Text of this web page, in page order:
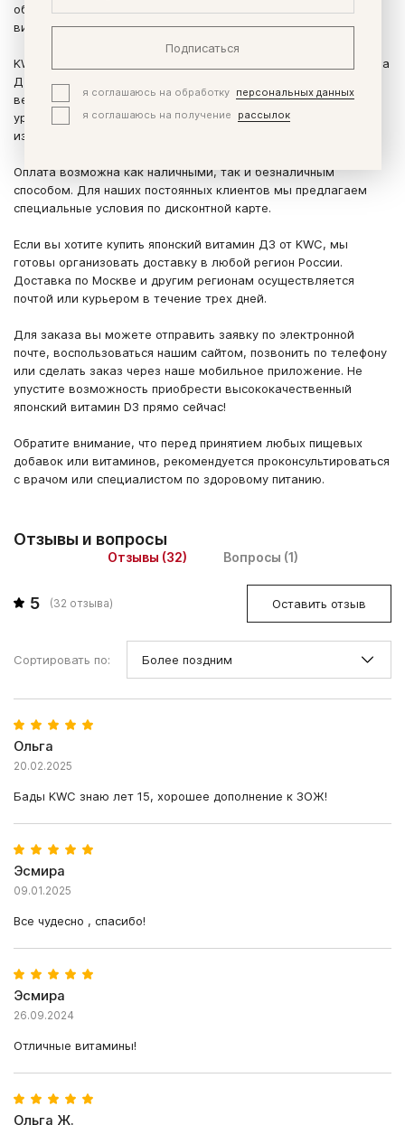
обеспечения вашего организма необходимым количеством
витамина D.
KWC Витамин D3 - это удобная и эффективная форма витамина
Д в таблетках. Он содержит оптимальную дозу активного
вещества, необходимого для поддержания нормального
уровня витамина D в организме. Витамин Д3 из Японии
известен своим качеством и эффективностью.
Оплата возможна как наличными, так и безналичным
способом. Для наших постоянных клиентов мы предлагаем
специальные условия по дисконтной карте.
Если вы хотите купить японский витамин Д3 от KWC, мы
готовы организовать доставку в любой регион России.
Доставка по Москве и другим регионам осуществляется
почтой или курьером в течение трех дней.
Для заказа вы можете отправить заявку по электронной
почте, воспользоваться нашим сайтом, позвонить по телефону
или сделать заказ через наше мобильное приложение. Не
упустите возможность приобрести высококачественный
японский витамин D3 прямо сейчас!
Обратите внимание, что перед принятием любых пищевых
добавок или витаминов, рекомендуется проконсультироваться
с врачом или специалистом по здоровому питанию.
Отзывы и вопросы
Отзывы (32) Вопросы (1)
5 (32 отзыва) Оставить отзыв
Сортировать по:
Ольга
20.02.2025
Бады KWC знаю лет 15, хорошее дополнение к ЗОЖ!
Эсмира
09.01.2025
Все чудесно , спасибо!
Эсмира
26.09.2024
Отличные витамины!
Ольга Ж.
Подписаться
я соглашаюсь на обработку
персональных данных
я соглашаюсь на получение
рассылок